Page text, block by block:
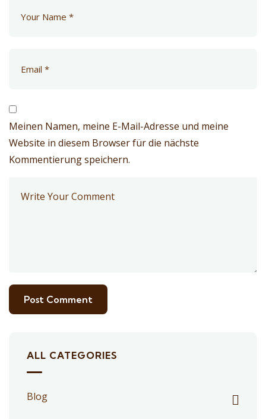
Meinen Namen, meine E-Mail-Adresse und meine
Website in diesem Browser für die nächste
Kommentierung speichern.
ALL CATEGORIES
Blog